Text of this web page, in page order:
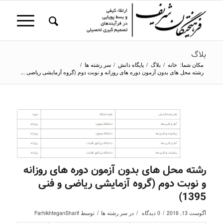
بلاگ
مکان شما: خانه / بلاگ / پایگاه دانش / سر رشته ها /
رشته محل های بدون آزمون دوره های روزانه و نوبت دوم (گروه آزمایشی ریاضی ...
رشته محل های بدون آزمون دوره های روزانه
و نوبت دوم (گروه آزمایشی ریاضی و فنی
1395)
آگوست 13, 2016 / 0 دیدگاه / در سر رشته ها / توسط FarhikhteganSharif